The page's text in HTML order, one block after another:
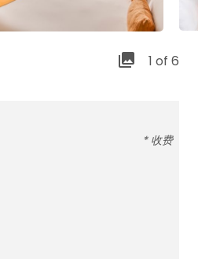
1 of 6
* 收费